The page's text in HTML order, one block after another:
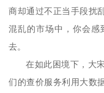
商却通过不正当手段扰
混乱的市场中，你会感
去。
在如此困境下，大
们的查价服务利用大数